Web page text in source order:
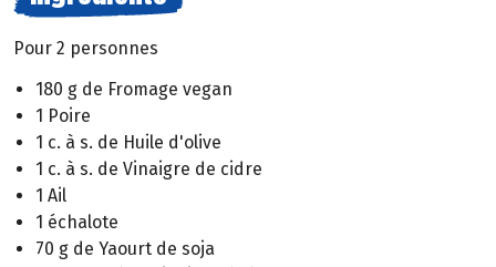
Pour 2 personnes
180 g de Fromage vegan
1 Poire
1 c. à s. de Huile d'olive
1 c. à s. de Vinaigre de cidre
1 Ail
1 échalote
70 g de Yaourt de soja